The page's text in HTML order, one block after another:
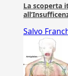
La scoperta
Salvo